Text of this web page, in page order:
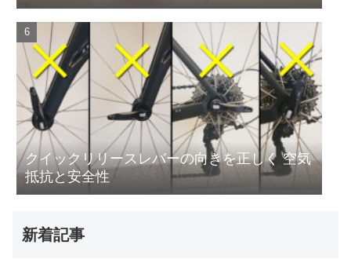
クイックリリースレバーの向きを正しく 空気
抵抗と安全性
新着記事